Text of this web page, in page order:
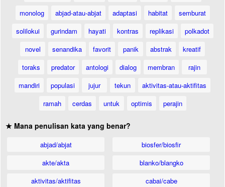
monolog
abjad-atau-abjat adaptasi habitat
semburat
solilokui
gurindam hayati kontras replikasi
polkadot
novel
senandika favorit panik abstrak
kreatif
toraks
predator antologi dialog membran
rajin
mandiri
populasi jujur tekun
aktivitas-atau-aktifitas
ramah
cerdas untuk optimis perajin
★ Mana penulisan kata yang benar?
abjad/abjat
akte/akta
aktivitas/aktifitas
biosfer/biosfir
blanko/blangko
cabai/cabe